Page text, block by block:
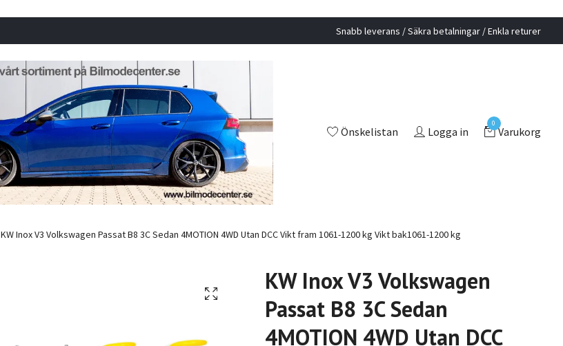
Snabb leverans / Säkra betalningar / Enkla returer
Önskelistan Logga in
0
Varukorg
KW Inox V3 Volkswagen Passat B8 3C Sedan 4MOTION 4WD Utan DCC Vikt fram 1061-1200 kg Vikt bak1061-1200 kg
KW Inox V3 Volkswagen
Passat B8 3C Sedan
4MOTION 4WD Utan DCC